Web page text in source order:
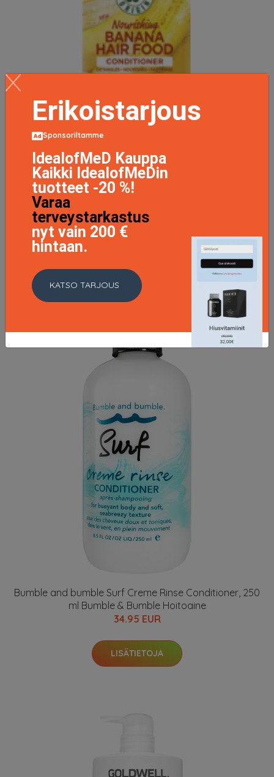
Hair Food Conditioner Banana, 350ml
LISÄTIETOJA
Bumble and bumble Surf Creme Rinse Conditioner, 250
ml Bumble & Bumble Hoitoaine
34.95 EUR
LISÄTIETOJA
Erikoistarjous
Sponsoriltamme
IdealofMeD Kauppa
Kaikki IdealofMeDin
tuotteet -20 %!
Varaa
terveystarkastus
nyt vain 200 €
hintaan.
KATSO TARJOUS